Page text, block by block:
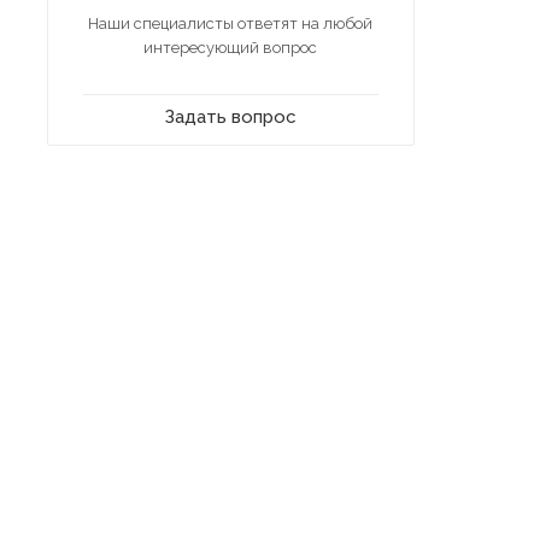
Наши специалисты ответят на любой
интересующий вопрос
Задать вопрос